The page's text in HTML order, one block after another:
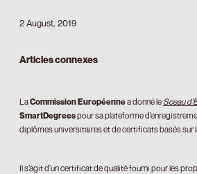
2 August, 2019
Articles connexes
LaCommission Européennea donné le Sceau
SmartDegreespour sa plateforme
diplômes universitaires et de certificats basés sur
Il s’agit d’un certificat de qualité fourni pour les